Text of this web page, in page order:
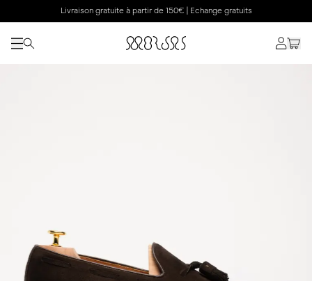
Livraison gratuite à partir de 150€ | Echange gratuits